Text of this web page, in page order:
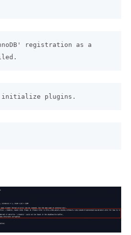
registration as a
initialize plugins.